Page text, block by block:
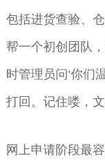
包括进货查验、
帮一个初创团队
时管理员问‘你们
打回。记住喽，
网上申请阶段最